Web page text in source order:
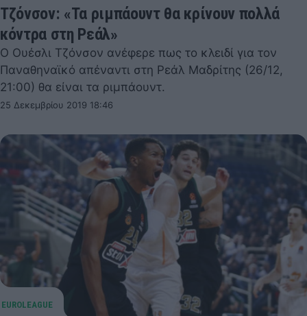
Τζόνσον: «Τα ριμπάουντ θα κρίνουν πολλά
κόντρα στη Ρεάλ»
Ο Ουέσλι Τζόνσον ανέφερε πως το κλειδί για τον
Παναθηναϊκό απέναντι στη Ρεάλ Μαδρίτης (26/12,
21:00) θα είναι τα ριμπάουντ.
25 Δεκεμβρίου 2019 18:46